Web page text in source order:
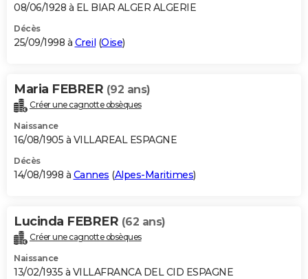
08/06/1928 à EL BIAR ALGER ALGERIE
Décès
25/09/1998 à Creil (Oise)
Maria FEBRER (92 ans)
Créer une cagnotte obsèques
Naissance
16/08/1905 à VILLAREAL ESPAGNE
Décès
14/08/1998 à Cannes (Alpes-Maritimes)
Lucinda FEBRER (62 ans)
Créer une cagnotte obsèques
Naissance
13/02/1935 à VILLAFRANCA DEL CID ESPAGNE